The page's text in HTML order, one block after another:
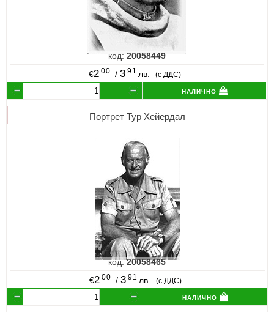
код: 20058449
€2 00 / 3 91 лв. (с ДДС)
налично
Портрет Тур Хейердал
код:20058465
€2 00 / 3 91 лв. (с ДДС)
налично